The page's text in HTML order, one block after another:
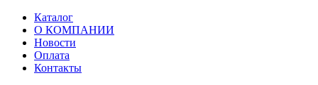
Каталог
О КОМПАНИИ
Новости
Оплата
Контакты